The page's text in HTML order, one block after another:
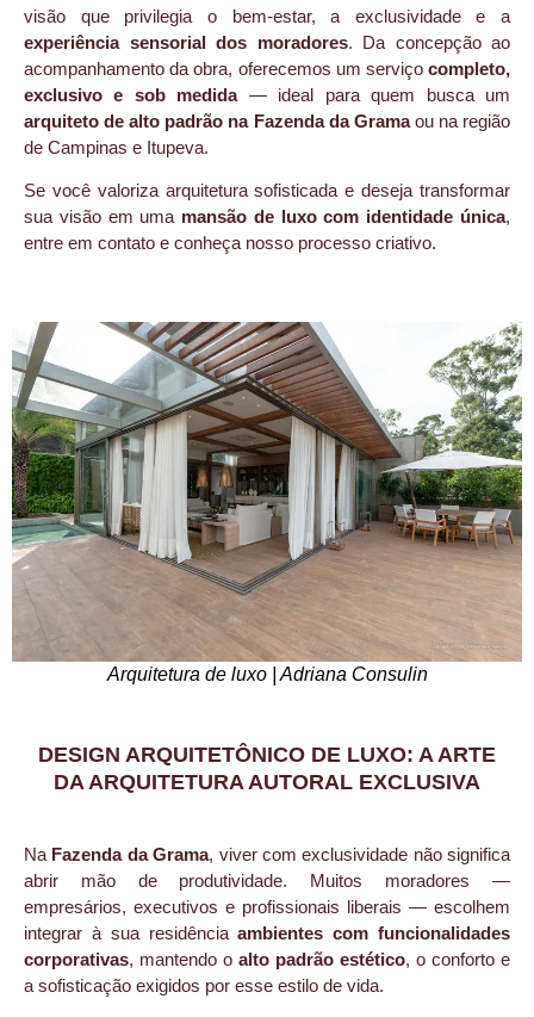
visão que privilegia o bem-estar, a exclusividade e a
experiência sensorial dos moradores. Da concepção ao
acompanhamento da obra, oferecemos um serviço completo,
exclusivo e sob medida— ideal para quem busca um
arquiteto de alto padrão na Fazenda da Gramaou na região
de Campinas e Itupeva.
Se você valoriza arquitetura sofisticada e deseja transformar
sua visão em uma mansão de luxo com identidade única,
entre em contato e conheça nosso processo criativo.
Arquitetura de luxo | Adriana Consulin
DESIGN ARQUITETÔNICO DE LUXO: A ARTE
DA ARQUITETURA AUTORAL EXCLUSIVA
Na Fazenda da Grama, viver com exclusividade não significa
abrir mão de produtividade. Muitos moradores —
empresários, executivos e profissionais liberais — escolhem
integrar à sua residênciaambientes com funcionalidades
corporativas, mantendo o alto padrão estético, o conforto e
a sofisticação exigidos por esse estilo de vida.